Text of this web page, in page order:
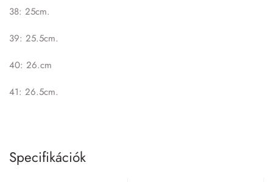
38: 25cm.
39: 25.5cm.
40: 26.cm
41: 26.5cm.
Specifikációk